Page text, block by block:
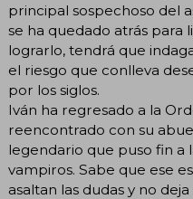
principal sospechoso del
se ha quedado atrás para
lograrlo, tendrá que
el riesgo que conlleva
por los siglos.
Iván ha regresado a la
reencontrado con su
legendario que puso fin a
vampiros. Sabe que ese
asaltan las dudas y no